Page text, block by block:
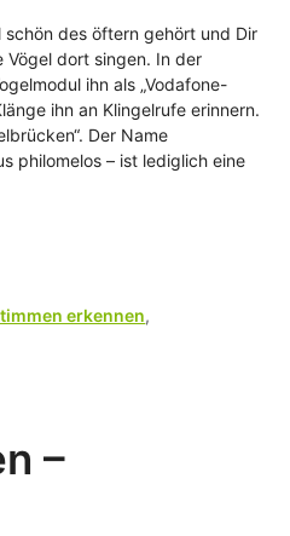
schön des öftern gehört und Dir
dort singen. In der
ihn als „Vodafone-
ihn an Klingelrufe erinnern.
Der Name
philomelos – ist lediglich eine
erkennen,
–